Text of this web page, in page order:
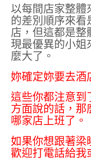
以每間店家整體
的差別順序來
店，但這都是整
現最優異的小姐
麼大了。
妳確定妳要去酒
這些你都注意到
方面說的話，那
哪家店上班了。
如果你想跟著梁
歡迎打電話給我